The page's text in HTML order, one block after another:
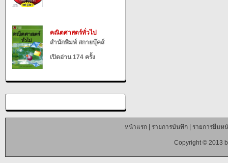
คณิตศาสตร์ทั่วไป
สำนักพิมพ์ สกายบุ๊คส์
เปิดอ่าน 174 ครั้ง
หน้าแรก| รายการบันทึก| รายการยืมห
Copyright © 2013